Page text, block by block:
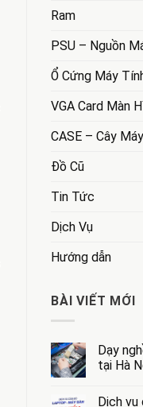
Ram
PSU – Nguồn
Ổ Cứng Máy
VGA Card Màn
CASE – Cây
Đồ Cũ
Tin Tức
Dịch Vụ
Hướng dẫn
BÀI VIẾT MỚI
Dạy
tại Hà
bình
Dịch vụ